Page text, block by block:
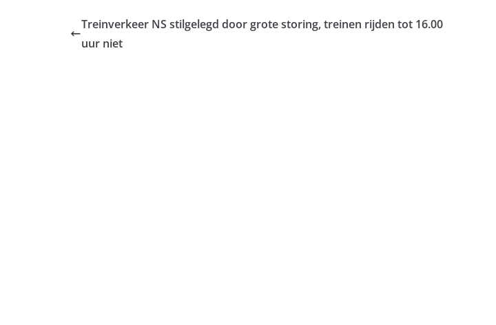
Treinverkeer NS stilgelegd door grote storing, treinen rijden tot 16.00
uur niet